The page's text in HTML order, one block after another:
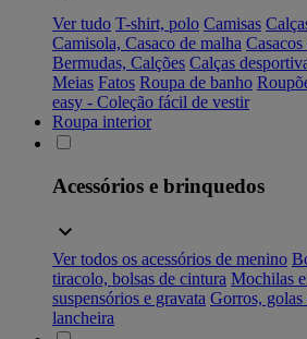
Ver tudo T-shirt, polo Camisas
Camisola, Casaco de malha
Bermudas, Calções Calças
Meias Fatos Roupa de banho
easy - Coleção fácil de vestir
Roupa interior
Acessórios e brinquedos
Ver todos os acessórios de menino
tiracolo, bolsas de cintura Mochilas
suspensórios e gravata Gorros, golas
lancheira